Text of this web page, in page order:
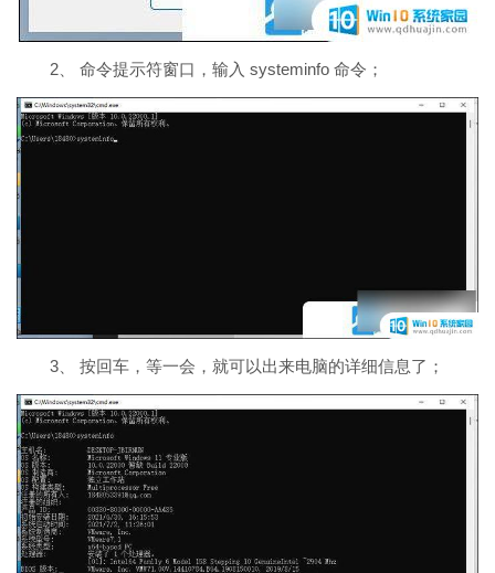
2、 命令提示符窗口，输入 systeminfo 命令；
3、 按回车，等一会，就可以出来电脑的详细信息了；